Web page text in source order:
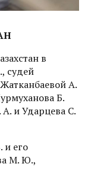
в
судей
А.
Б.
и Ударцева С.
и его
М. Ю.,